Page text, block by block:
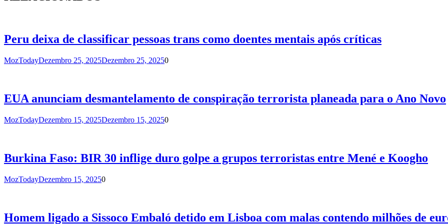
Peru deixa de classificar pessoas trans como doentes mentais após críticas
MozTodayDezembro 25, 2025Dezembro 25, 20250
EUA anunciam desmantelamento de conspiração terrorista planeada para o Ano Novo
MozTodayDezembro 15, 2025Dezembro 15, 20250
Burkina Faso: BIR 30 inflige duro golpe a grupos terroristas entre Mené e Koogho
MozTodayDezembro 15, 20250
Homem ligado a Sissoco Embaló detido em Lisboa com malas contendo milhões de